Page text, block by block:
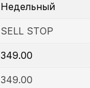
Недельный
SELL STOP
349.00
349.00